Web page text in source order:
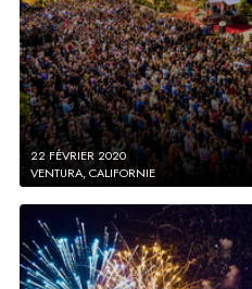
22 FÉVRIER 2020
VENTURA, CALIFORNIE